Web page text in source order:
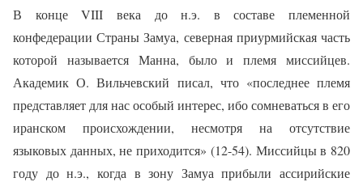
В конце VIII века до н.э. в составе племенной
конфедерации Страны Замуа, северная приурмийская часть
которой называется Манна, было и племя миссийцев.
Академик О. Вильчевский писал, что «последнее племя
представляет для нас особый интерес, ибо сомневаться в его
иранском происхождении, несмотря на отсутствие
языковых данных, не приходится» (12-54). Миссийцы в 820
году до н.э., когда в зону Замуа прибыли ассирийские